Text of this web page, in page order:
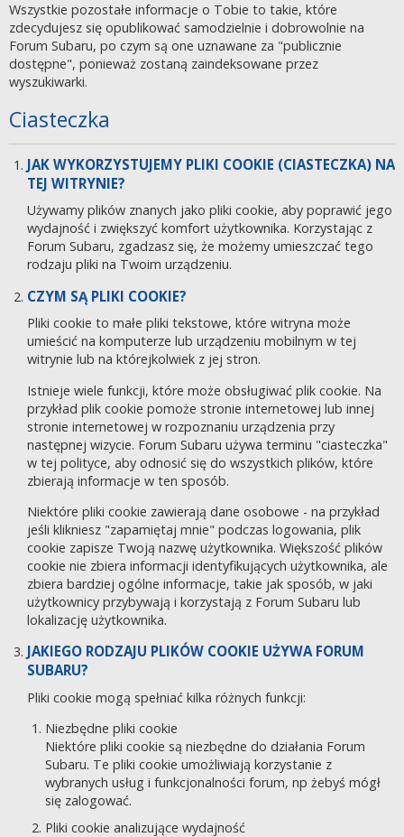
Wszystkie pozostałe informacje o Tobie to takie, które
zdecydujesz się opublikować samodzielnie i dobrowolnie na
Forum Subaru, po czym są one uznawane za "publicznie
dostępne", ponieważ zostaną zaindeksowane przez
wyszukiwarki.
Ciasteczka
JAK WYKORZYSTUJEMY PLIKI COOKIE (CIASTECZKA) NA
TEJ WITRYNIE?
Używamy plików znanych jako pliki cookie, aby poprawić jego
wydajność i zwiększyć komfort użytkownika. Korzystając z
Forum Subaru, zgadzasz się, że możemy umieszczać tego
rodzaju pliki na Twoim urządzeniu.
CZYM SĄ PLIKI COOKIE?
Pliki cookie to małe pliki tekstowe, które witryna może
umieścić na komputerze lub urządzeniu mobilnym w tej
witrynie lub na którejkolwiek z jej stron.
Istnieje wiele funkcji, które może obsługiwać plik cookie. Na
przykład plik cookie pomoże stronie internetowej lub innej
stronie internetowej w rozpoznaniu urządzenia przy
następnej wizycie. Forum Subaru używa terminu "ciasteczka"
w tej polityce, aby odnosić się do wszystkich plików, które
zbierają informacje w ten sposób.
Niektóre pliki cookie zawierają dane osobowe - na przykład
jeśli klikniesz "zapamiętaj mnie" podczas logowania, plik
cookie zapisze Twoją nazwę użytkownika. Większość plików
cookie nie zbiera informacji identyfikujących użytkownika, ale
zbiera bardziej ogólne informacje, takie jak sposób, w jaki
użytkownicy przybywają i korzystają z Forum Subaru lub
lokalizację użytkownika.
JAKIEGO RODZAJU PLIKÓW COOKIE UŻYWA FORUM
SUBARU?
Pliki cookie mogą spełniać kilka różnych funkcji:
Niezbędne pliki cookie
Niektóre pliki cookie są niezbędne do działania Forum
Subaru. Te pliki cookie umożliwiają korzystanie z
wybranych usług i funkcjonalności forum, np żebyś mógł
się zalogować.
Pliki cookie analizujące wydajność